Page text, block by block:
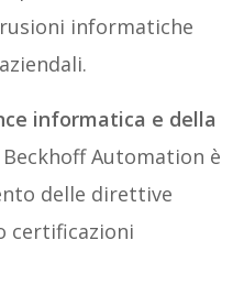
informatiche
informatica e della
Beckhoff Automation è
delle direttive
certificazioni